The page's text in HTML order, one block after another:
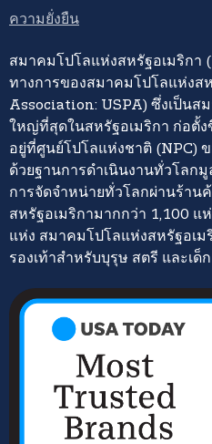
ความยั่งยืน
สมาคมโปโลแห่งสหรัฐอเมริกา
ทางการของสมาคมโปโลแห่งส
Association: USPA) ซึ่งเป็น
ใหญ่ที่สุดในสหรัฐอเมริกา ก่อตั้
อยู่ที่ศูนย์โปโลแห่งชาติ (NPC)
ด้วยฐานการดำเนินงานทั่วโลก
การจัดจำหน่ายทั่วโลกผ่านร้าน
สหรัฐอเมริกามากกว่า 1,100 แ
แห่ง สมาคมโปโลแห่งสหรัฐอเม
รองเท้าสำหรับบุรุษ สตรี และเด็